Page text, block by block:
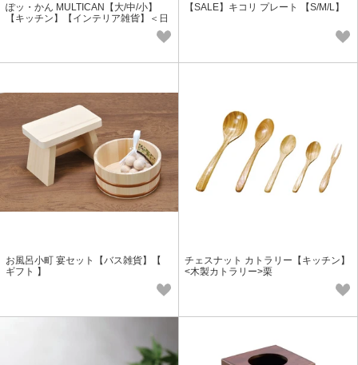
ぽッ・かん MULTICAN【大/中/小】
【キッチン】【インテリア雑貨】＜日
【SALE】キコリ プレート 【S/M/L】
お風呂小町 宴セット【バス雑貨】【
ギフト 】
チェスナット カトラリー【キッチン】
<木製カトラリー>栗